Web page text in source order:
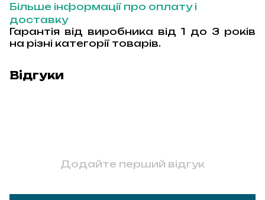
Більше інформації про оплату і
доставку
Гарантія від виробника від 1 до 3 років
на різні категорії товарів.
Відгуки
Додайте перший відгук